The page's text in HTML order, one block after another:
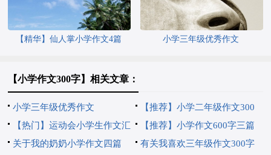
【精华】仙人掌小学作文4篇 小学三年级优秀作文
【小学作文300字】相关文章：
小学三年级优秀作文
【推荐】小学二年级作文300
字锦集九篇
【热门】运动会小学生作文汇
编7篇
【推荐】小学作文600字三篇
关于我的奶奶小学作文四篇
有关我喜欢三年级作文300字